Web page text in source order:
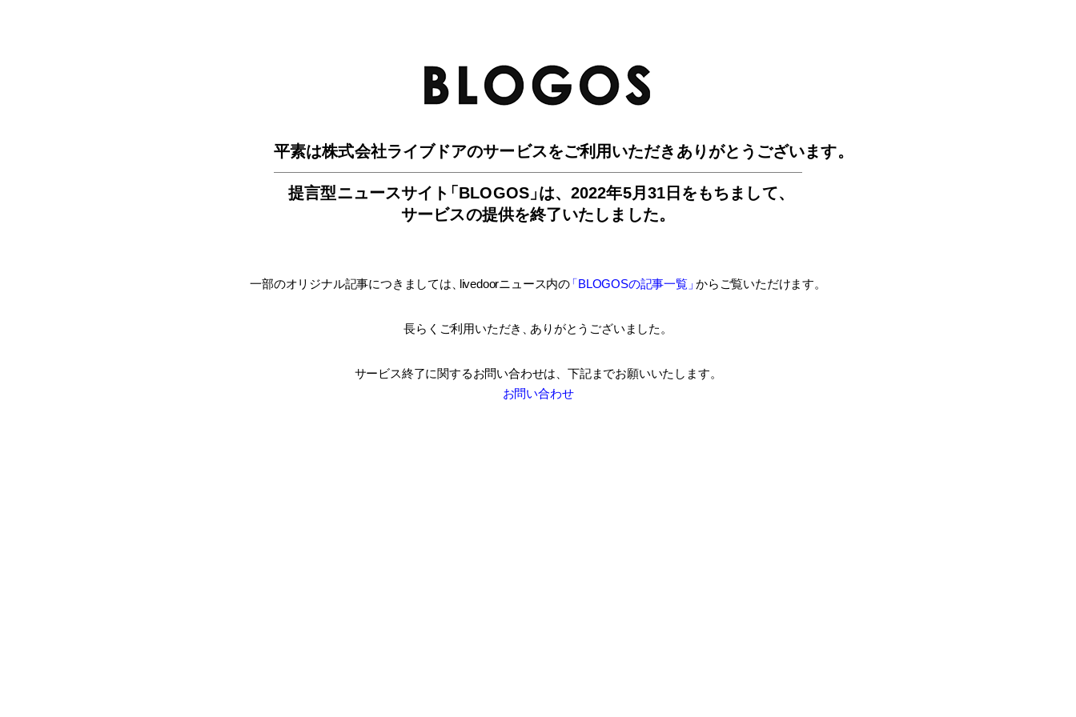
平素は株式会社ライブドアのサービスをご利用いただきありがとうございます。
提言型ニュースサイ ト「BLOGOS」は、2022年5月31日をもちまして、
サービスの提供を終了いたしました。
一部のオリジナル記事につきましては livedoorニュース内の「BLOGOSの記事一覧」 からご覧いただけます。
長らくご利用いただき ありがとうございました。
サービス終了に関するお問い合わせは、 下記までお願いいたします。
お問い合わせ